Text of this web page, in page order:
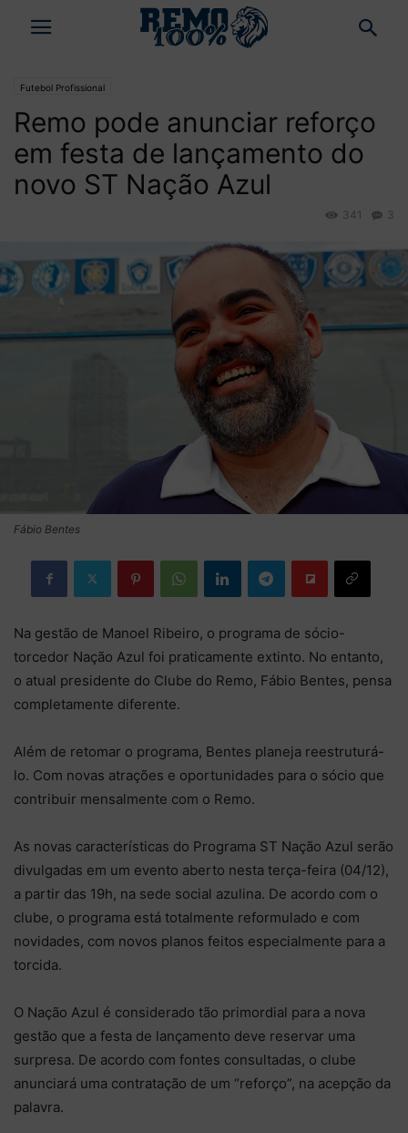
Futebol Profissional
Remo pode anunciar reforço
em festa de lançamento do
novo ST Nação Azul
3
341
Fábio Bentes
Na gestão de Manoel Ribeiro, o programa de sócio-
torcedor Nação Azul foi praticamente extinto. No entanto,
o atual presidente do Clube do Remo, Fábio Bentes, pensa
completamente diferente.
Além de retomar o programa, Bentes planeja reestruturá-
lo. Com novas atrações e oportunidades para o sócio que
contribuir mensalmente com o Remo.
As novas características do Programa ST Nação Azul serão
divulgadas em um evento aberto nesta terça-feira (04/12),
a partir das 19h, na sede social azulina. De acordo com o
clube, o programa está totalmente reformulado e com
novidades, com novos planos feitos especialmente para a
torcida.
O Nação Azul é considerado tão primordial para a nova
gestão que a festa de lançamento deve reservar uma
surpresa. De acordo com fontes consultadas, o clube
anunciará uma contratação de um “reforço”, na acepção da
palavra.